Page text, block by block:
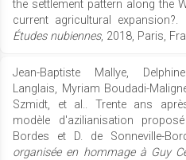
the settlement pattern along the
current agricultural expansion?.
Études nubiennes, 2018, Paris,
Jean-Baptiste Mallye,
Langlais, Myriam Boudadi-
Szmidt, et al.. Trente ans
modèle d'azilianisation
Bordes et D. de Sonneville-
organisée en hommage à Guy